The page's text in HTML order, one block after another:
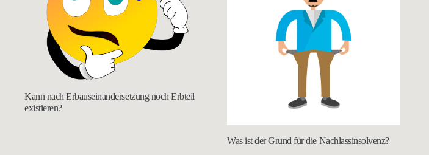
Kann nach Erbauseinandersetzung noch Erbteil
existieren?
Was ist der Grund für die Nachlassinsolvenz?